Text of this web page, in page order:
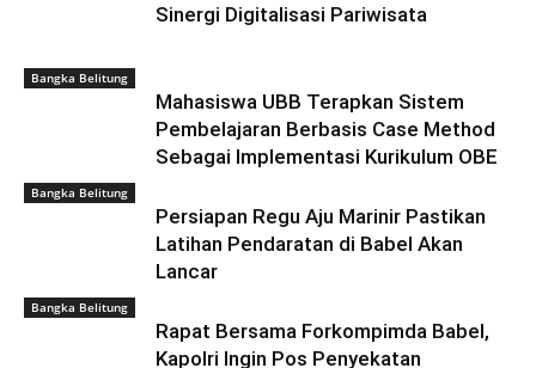
Sinergi Digitalisasi Pariwisata
Bangka Belitung
Mahasiswa UBB Terapkan Sistem
Pembelajaran Berbasis Case Method
Sebagai Implementasi Kurikulum OBE
Bangka Belitung
Persiapan Regu Aju Marinir Pastikan
Latihan Pendaratan di Babel Akan
Lancar
Bangka Belitung
Rapat Bersama Forkompimda Babel,
Kapolri Ingin Pos Penyekatan